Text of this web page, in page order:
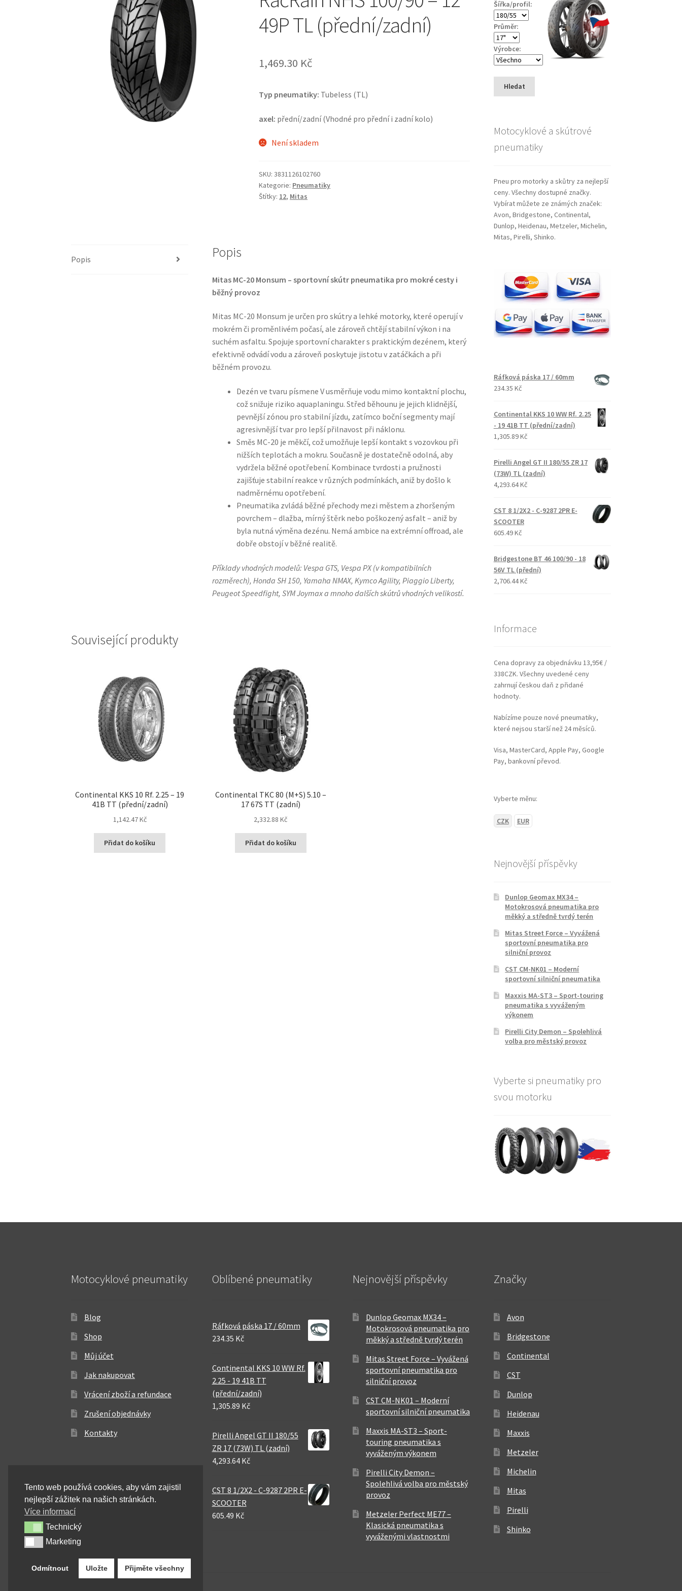
49P TL (přední/zadní)
1,469.30 Kč
Typ pneumatiky: Tubeless (TL)
axel: přední/zadní (Vhodné pro přední i zadní kolo)
Není skladem
SKU:3831126102760
Kategorie: Pneumatiky
Štítky: 12, Mitas
Popis Popis
Mitas MC-20 Monsum – sportovní skútr pneumatika pro mokré cesty i
běžný provoz
Mitas MC-20 Monsum je určen pro skútry a lehké motorky, které operují v
mokrém či proměnlivém počasí, ale zároveň chtějí stabilní výkon i na
suchém asfaltu. Spojuje sportovní charakter s praktickým dezénem, který
efektivně odvádí vodu a zároveň poskytuje jistotu v zatáčkách a při
běžném provozu.
Dezén ve tvaru písmene V usměrňuje vodu mimo kontaktní plochu,
což snižuje riziko aquaplaningu. Střed běhounu je jejich klidnější,
pevnější zónou pro stabilní jízdu, zatímco boční segmenty mají
agresivnější tvar pro lepší přilnavost při náklonu.
Směs MC-20 je měkčí, což umožňuje lepší kontakt s vozovkou při
nižších teplotách a mokru. Současně je dostatečně odolná, aby
vydržela běžné opotřebení. Kombinace tvrdosti a pružnosti
zajišťuje stabilní reakce v různých podmínkách, aniž by došlo k
nadměrnému opotřebení.
Pneumatika zvládá běžné přechody mezi městem a zhoršeným
povrchem – dlažba, mírný štěrk nebo poškozený asfalt – aniž by
byla nutná výměna dezénu. Nemá ambice na extrémní offroad, ale
dobře obstojí v běžné realitě.
Příklady vhodných modelů: Vespa GTS, Vespa PX (v kompatibilních
rozměrech), Honda SH 150, Yamaha NMAX, Kymco Agility, Piaggio Liberty,
Peugeot Speedfight, SYM Joymax a mnoho dalších skútrů vhodných velikostí.
Související produkty
Continental KKS 10 Rf. 2.25 – 19
41B TT (přední/zadní)
1,142.47 Kč
Přidat do košíku
Continental TKC 80 (M+S) 5.10 –
17 67S TT (zadní)
2,332.88 Kč
Přidat do košíku
Šířka/profil:
Průměr:
Výrobce:
Hledat
Motocyklové a skútrové
pneumatiky
Pneu pro motorky a skůtry za nejlepší
ceny. Všechny dostupné značky.
Vybírat můžete ze známých značek:
Avon, Bridgestone, Continental,
Dunlop, Heidenau, Metzeler, Michelin,
Mitas, Pirelli, Shinko.
Ráfková páska 17 / 60mm
234.35 Kč
Continental KKS 10 WW Rf. 2.25
- 19 41B TT (přední/zadní)
1,305.89 Kč
Pirelli Angel GT II 180/55 ZR 17
(73W) TL (zadní)
4,293.64 Kč
CST 8 1/2X2 - C-9287 2PR E-
SCOOTER
605.49 Kč
Bridgestone BT 46 100/90 - 18
56V TL (přední)
2,706.44 Kč
Informace
Cena dopravy za objednávku 13,95€ /
338CZK. Všechny uvedené ceny
zahrnují českou daň z přidané
hodnoty.
Nabízíme pouze nové pneumatiky,
které nejsou starší než 24 měsíců.
Visa, MasterCard, Apple Pay, Google
Pay, bankovní převod.
Vyberte měnu:
CZK EUR
Nejnovější příspěvky
Dunlop Geomax MX34 –
Motokrosová pneumatika pro
měkký a středně tvrdý terén
Mitas Street Force – Vyvážená
sportovní pneumatika pro
silniční provoz
CST CM-NK01 – Moderní
sportovní silniční pneumatika
Maxxis MA-ST3 – Sport-touring
pneumatika s vyváženým
výkonem
Pirelli City Demon – Spolehlivá
volba pro městský provoz
Vyberte si pneumatiky pro
svou motorku
Motocyklové pneumatiky
Blog
Shop
Můj účet
Jak nakupovat
Vrácení zboží a refundace
Zrušení objednávky
Kontakty
Oblíbené pneumatiky
Ráfková páska 17 / 60mm
234.35 Kč
Continental KKS 10 WW Rf.
2.25 - 19 41B TT
(přední/zadní)
1,305.89 Kč
Pirelli Angel GT II 180/55
ZR 17 (73W) TL (zadní)
4,293.64 Kč
CST 8 1/2X2 - C-9287 2PR E-
SCOOTER
605.49 Kč
Nejnovější příspěvky
Dunlop Geomax MX34 –
Motokrosová pneumatika pro
měkký a středně tvrdý terén
Mitas Street Force – Vyvážená
sportovní pneumatika pro
silniční provoz
CST CM-NK01 – Moderní
sportovní silniční pneumatika
Maxxis MA-ST3 – Sport-
touring pneumatika s
vyváženým výkonem
Pirelli City Demon –
Spolehlivá volba pro městský
provoz
Metzeler Perfect ME77 –
Klasická pneumatika s
vyváženými vlastnostmi
Značky
Avon
Bridgestone
Continental
CST
Dunlop
Heidenau
Maxxis
Metzeler
Michelin
Mitas
Pirelli
Shinko
Tento web používá cookies, aby vám zajistil
nejlepší zážitek na našich stránkách.
Více informací
TechnickýTechnický
MarketingMarketing
Odmítnout Uložte Přijměte všechny